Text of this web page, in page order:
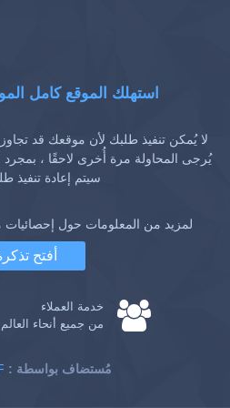
استهلك الموقع كامل
لا يُمكن تنفيذ طلبك لأن موقعك قد
يُرجى المحاولة مرة أُخرى لاحقًا ،
سيتم إعادة تنفيذ
لمزيد من المعلومات حول
أفتح
خدمة العملاء
من جميع أنحاء
: مُستضاف بواسطة